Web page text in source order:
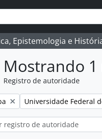
Epistemologia e
Mostrando
Registro de autoridade
filtro:Remover filtro:
Universidade Federal